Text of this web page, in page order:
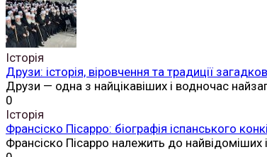
Історія
Друзи: історія, віровчення та традиції
Друзи — одна з найцікавіших і водночас
0
Історія
Франсіско Пісарро: біографія іспанського
Франсіско Пісарро належить до найвідоміших